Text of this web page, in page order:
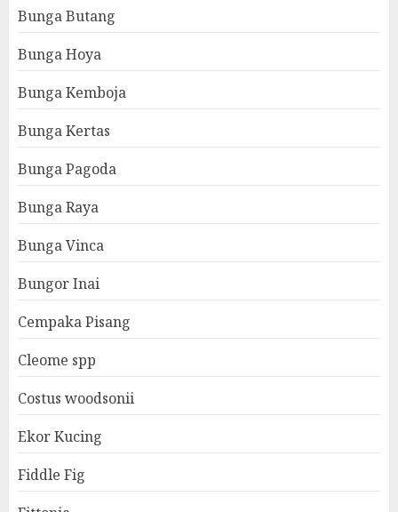
Bunga Butang
Bunga Hoya
Bunga Kemboja
Bunga Kertas
Bunga Pagoda
Bunga Raya
Bunga Vinca
Bungor Inai
Cempaka Pisang
Cleome spp
Costus woodsonii
Ekor Kucing
Fiddle Fig